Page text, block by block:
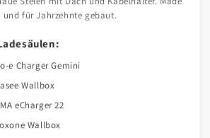
und für Jahrzehnte gebaut.
e Charger Gemini
Wallbox
eCharger 22
Wallbox